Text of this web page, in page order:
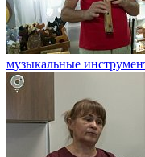
музыкальные